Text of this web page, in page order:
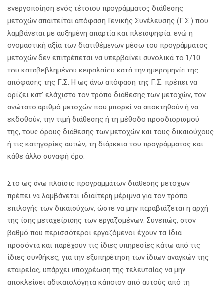
ενεργοποίηση ενός τέτοιου προγράμματος διάθεσης
μετοχών απαιτείται απόφαση Γενικής Συνέλευσης (Γ.Σ.) που
λαμβάνεται με αυξημένη απαρτία και πλειοψηφία, ενώ η
ονομαστική αξία των διατιθέμενων μέσω του προγράμματος
μετοχών δεν επιτρέπεται να υπερβαίνει συνολικά το 1/10
του καταβεβλημένου κεφαλαίου κατά την ημερομηνία της
απόφασης της Γ.Σ. H ως άνω απόφαση της Γ.Σ. πρέπει να
ορίζει κατ’ ελάχιστο τον τρόπο διάθεσης των μετοχών, τον
ανώτατο αριθμό μετοχών που μπορεί να αποκτηθούν ή να
εκδοθούν, την τιμή διάθεσης ή τη μέθοδο προσδιορισμού
της, τους όρους διάθεσης των μετοχών και τους δικαιούχους
ή τις κατηγορίες αυτών, τη διάρκεια του προγράμματος και
κάθε άλλο συναφή όρο.
Στο ως άνω πλαίσιο προγραμμάτων διάθεσης μετοχών
πρέπει να λαμβάνεται ιδιαίτερη μέριμνα για τον τρόπο
επιλογής των δικαιούχων, ώστε να μην παραβιάζεται η αρχή
της ίσης μεταχείρισης των εργαζομένων. Συνεπώς, στον
βαθμό που περισσότεροι εργαζόμενοι έχουν τα ίδια
προσόντα και παρέχουν τις ίδιες υπηρεσίες κάτω από τις
ίδιες συνθήκες, για την εξυπηρέτηση των ίδιων αναγκών της
εταιρείας, υπάρχει υποχρέωση της τελευταίας να μην
αποκλείσει αδικαιολόγητα κάποιον από αυτούς από τη